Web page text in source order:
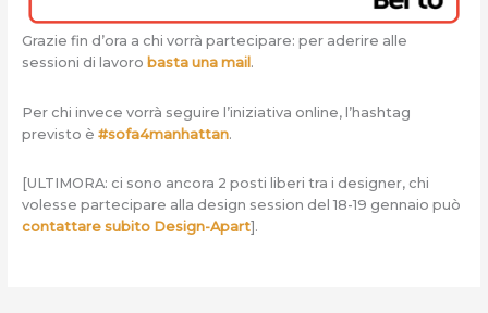
Grazie fin d’ora a chi vorrà partecipare: per aderire alle
sessioni di lavoro basta una mail .
Per chi invece vorrà seguire l’iniziativa online, l’hashtag
previsto è #sofa4manhattan.
[ULTIMORA: ci sono ancora 2 posti liberi tra i designer, chi
volesse partecipare alla design session del 18-19 gennaio può
contattare subito Design-Apart].